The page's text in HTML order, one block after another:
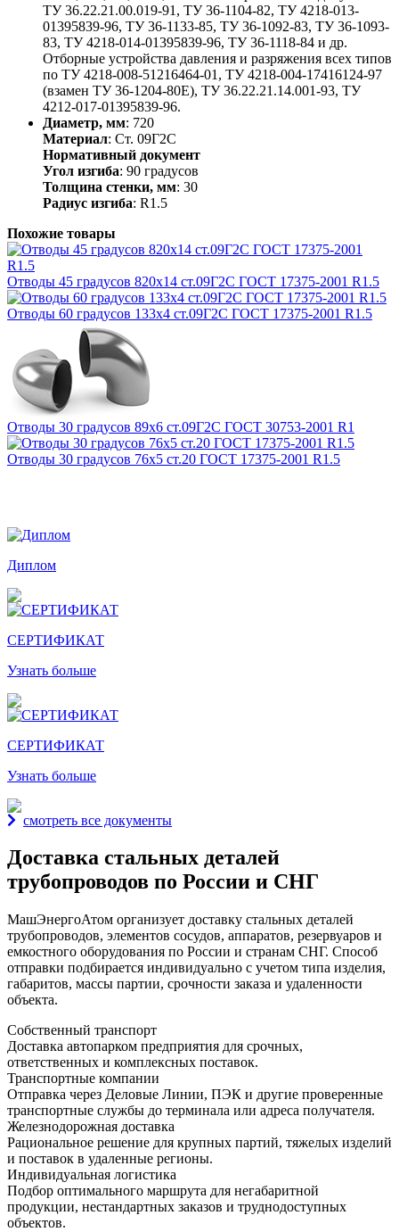
ТУ 36.22.21.00.019-91, ТУ 36-1104-82, ТУ 4218-013-
01395839-96, ТУ 36-1133-85, ТУ 36-1092-83, ТУ 36-1093-
83, ТУ 4218-014-01395839-96, ТУ 36-1118-84 и др.
Отборные устройства давления и разряжения всех типов
по ТУ 4218-008-51216464-01, ТУ 4218-004-17416124-97
(взамен ТУ 36-1204-80Е), ТУ 36.22.21.14.001-93, ТУ
4212-017-01395839-96.
Диаметр, мм: 720
Материал: Ст. 09Г2С
Нормативный документ
Угол изгиба: 90 градусов
Толщина стенки, мм: 30
Радиус изгиба: R1.5
Похожие товары
Отводы 45 градусов 820х14 ст.09Г2С ГОСТ 17375-2001 R1.5
Отводы 60 градусов 133х4 ст.09Г2С ГОСТ 17375-2001 R1.5
Отводы 30 градусов 89х6 ст.09Г2С ГОСТ 30753-2001 R1
Отводы 30 градусов 76х5 ст.20 ГОСТ 17375-2001 R1.5
Диплом
СЕРТИФИКАТ
Узнать больше
СЕРТИФИКАТ
Узнать больше
смотреть все документы
Доставка стальных деталей
трубопроводов по России и СНГ
МашЭнергоАтом организует доставку стальных деталей
трубопроводов, элементов сосудов, аппаратов, резервуаров и
емкостного оборудования по России и странам СНГ. Способ
отправки подбирается индивидуально с учетом типа изделия,
габаритов, массы партии, срочности заказа и удаленности
объекта.
Собственный транспорт
Доставка автопарком предприятия для срочных,
ответственных и комплексных поставок.
Транспортные компании
Отправка через Деловые Линии, ПЭК и другие проверенные
транспортные службы до терминала или адреса получателя.
Железнодорожная доставка
Рациональное решение для крупных партий, тяжелых изделий
и поставок в удаленные регионы.
Индивидуальная логистика
Подбор оптимального маршрута для негабаритной
продукции, нестандартных заказов и труднодоступных
объектов.